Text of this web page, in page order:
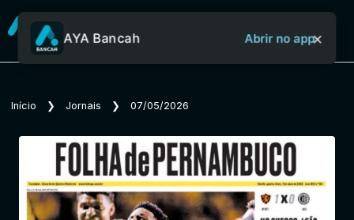
Sobre o Aya Bancah
Início
AYA Bancah Abrir no app×
Início ❯ Jornais ❯ 07/05/2026